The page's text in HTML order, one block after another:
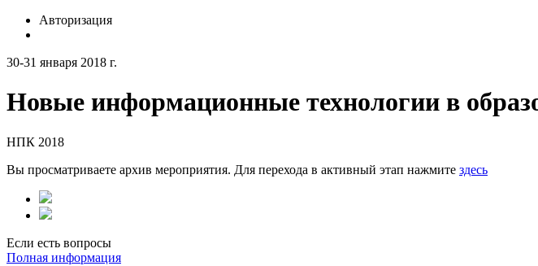
Авторизация
30-31 января 2018 г.
Новые информационные технологии в
НПК 2018
Вы просматриваете архив мероприятия. Для перехода в активный этап нажмите здесь
Если есть вопросы
Полная информация